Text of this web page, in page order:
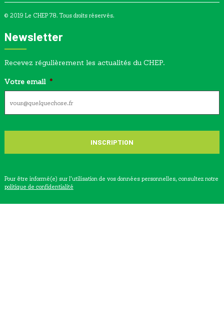
© 2019 Le CHEP 78. Tous droits réservés.
Newsletter
Recevez régulièrement les actualités du CHEP.
Votre email *
Pour être informé(e) sur l’utilisation de vos données personnelles, consultez notre
politique de confidentialité